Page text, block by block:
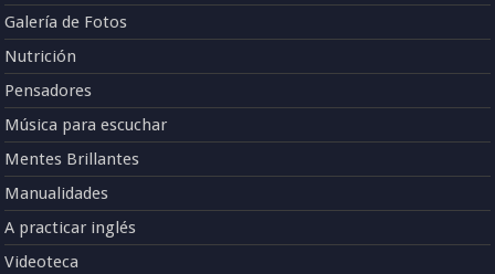
Galería de Fotos
Nutrición
Pensadores
Música para escuchar
Mentes Brillantes
Manualidades
A practicar inglés
Videoteca